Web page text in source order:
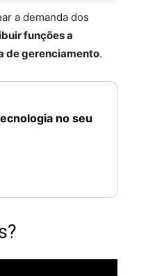
a demanda dos
funções a
de gerenciamento.
no seu